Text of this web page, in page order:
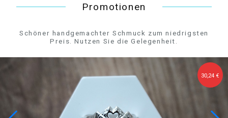
Promotionen
Schöner handgemachter Schmuck zum niedrigsten
Preis. Nutzen Sie die Gelegenheit.
30,24 €